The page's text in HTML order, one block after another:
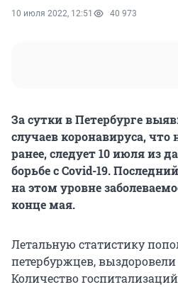
10 июля 2022, 12:51 40 973
За сутки в Петербурге
случаев коронавируса,
ранее, следует 10 июля из
борьбе с Covid-19.
на этом уровне
конце мая.
Летальную статистику
петербуржцев, выздоровели
Количество